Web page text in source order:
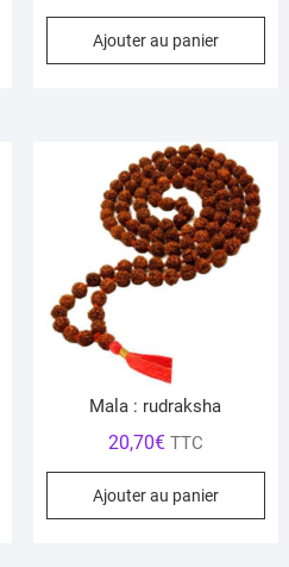
Ajouter au panier
Mala : rudraksha
20,70€ TTC
Ajouter au panier